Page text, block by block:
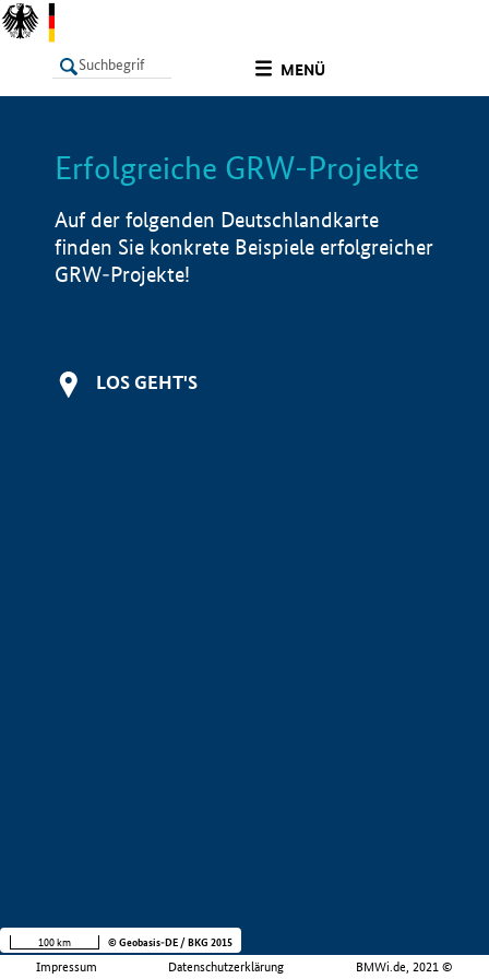
MENÜ
LISTE Info
Erfolgreiche GRW-Projekte
Auf der folgenden Deutschlandkarte
finden Sie konkrete Beispiele erfolgreicher
GRW-Projekte!
LOS GEHT'S
Impressum Datenschutzerklärung BMWi.de, 2021 ©
100 km © Geobasis-DE / BKG 2015